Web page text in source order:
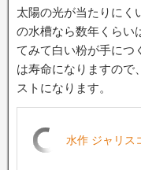
太陽の光が当たりにく
の水槽なら数年くらい
てみて白い粉が手につ
は寿命になりますので
ストになります。
水作 ジャリス